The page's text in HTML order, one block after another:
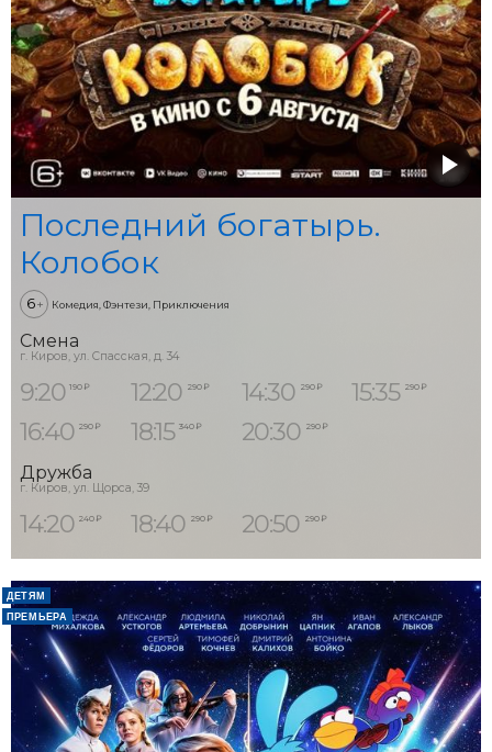
Последний богатырь.
Колобок
6+ Комедия, Фэнтези, Приключения
Смена
г. Киров, ул. Спасская, д. 34
9:20 190 ₽ 12:20 290 ₽ 14:30 290 ₽ 15:35 290 ₽
16:40 290 ₽ 18:15 340 ₽ 20:30 290 ₽
Дружба
г. Киров, ул. Щорса, 39
14:20 240 ₽ 18:40 290 ₽ 20:50 290 ₽
ДЕТЯМ
ПРЕМЬЕРА